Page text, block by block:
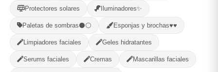
Protectores solares Iluminadores✨
Paletas de sombras⚫⚪ Esponjas y brochas♥♥
Limpiadores faciales Geles hidratantes
Serums faciales Cremas Mascarillas faciales
Compartir Favorito
MÉTODOS DE PAGO ACEPTADOS